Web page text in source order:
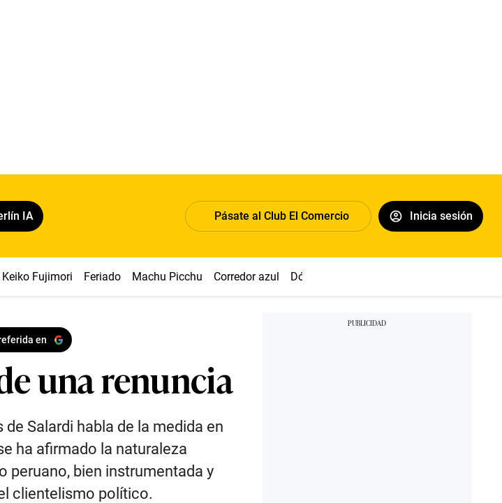
IA Pásate al Club El Comercio Inicia sesión
Keiko Fujimori Feriado Machu Picchu Corredor azul Dólar
en
una renuncia
Salardi habla de la medida en
ha afirmado la naturaleza
peruano, bien instrumentada y
clientelismo político.